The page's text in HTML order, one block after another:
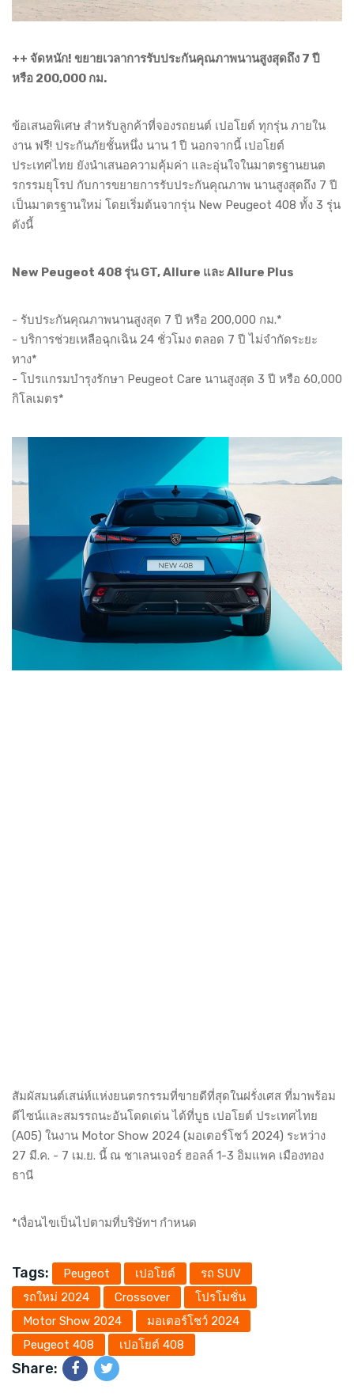
++ จัดหนัก! ขยายเวลาการรับประกันคุณภาพนานสูงสุดถึง 7 ปี
หรือ 200,000 กม.
ข้อเสนอพิเศษ สำหรับลูกค้าที่จองรถยนต์ เปอโยต์ ทุกรุ่น ภายใน
งาน ฟรี! ประกันภัยชั้นหนึ่ง นาน 1 ปี นอกจากนี้ เปอโยต์
ประเทศไทย ยังนำเสนอความคุ้มค่า และอุ่นใจในมาตรฐานยนต
รกรรมยุโรป กับการขยายการรับประกันคุณภาพ นานสูงสุดถึง 7 ปี
เป็นมาตรฐานใหม่ โดยเริ่มต้นจากรุ่น New Peugeot 408 ทั้ง 3 รุ่น
ดังนี้
New Peugeot 408 รุ่น GT, Allure และ Allure Plus
- รับประกันคุณภาพนานสูงสุด 7 ปี หรือ 200,000 กม.*
- บริการช่วยเหลือฉุกเฉิน 24 ชั่วโมง ตลอด 7 ปี ไม่จำกัดระยะ
ทาง*
- โปรแกรมบำรุงรักษา Peugeot Care นานสูงสุด 3 ปี หรือ 60,000
กิโลเมตร*
สัมผัสมนต์เสน่ห์แห่งยนตรกรรมที่ขายดีที่สุดในฝรั่งเศส ที่มาพร้อม
ดีไซน์และสมรรถนะอันโดดเด่น ได้ที่บูธ เปอโยต์ ประเทศไทย
(A05) ในงาน Motor Show 2024 (มอเตอร์โชว์ 2024) ระหว่าง
27 มี.ค. - 7 เม.ย. นี้ ณ ชาเลนเจอร์ ฮอลล์ 1-3 อิมแพค เมืองทอง
ธานี
*เงื่อนไขเป็นไปตามที่บริษัทฯ กำหนด
Tags: Peugeot เปอโยต์
รถ SUV
รถใหม่ 2024
Crossover
โปรโมชั่น
Motor Show 2024
มอเตอร์โชว์ 2024
Peugeot 408
เปอโยต์ 408
Share: